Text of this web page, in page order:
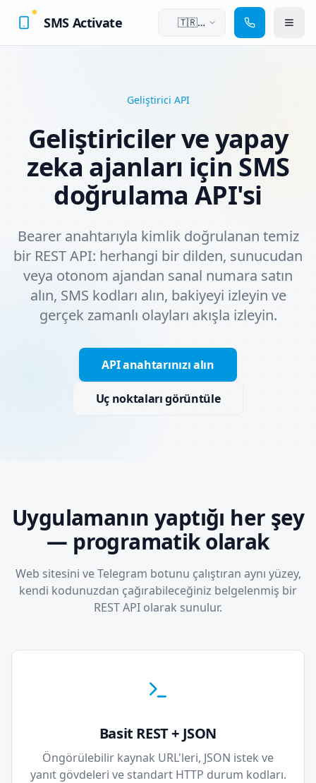
SMS Activate
🇹🇷
Geliştirici API
Geliştiriciler ve yapay
zeka ajanları için SMS
doğrulama API'si
Bearer anahtarıyla kimlik doğrulanan temiz
bir REST API: herhangi bir dilden, sunucudan
veya otonom ajandan sanal numara satın
alın, SMS kodları alın, bakiyeyi izleyin ve
gerçek zamanlı olayları akışla izleyin.
API anahtarınızı alın
Uç noktaları görüntüle
Uygulamanın yaptığı her şey
— programatik olarak
Web sitesini ve Telegram botunu çalıştıran aynı yüzey,
kendi kodunuzdan çağırabileceğiniz belgelenmiş bir
REST API olarak sunulur.
Basit REST + JSON
Öngörülebilir kaynak URL'leri, JSON istek ve
yanıt gövdeleri ve standart HTTP durum kodları.